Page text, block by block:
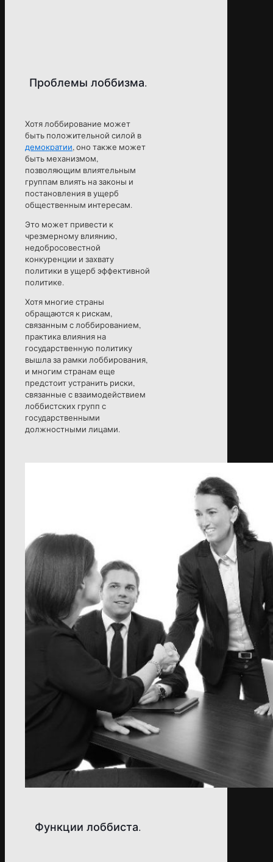
Проблемы лоббизма.
Хотя лоббирование может
быть положительной силой в
демократии, оно также может
быть механизмом,
позволяющим влиятельным
группам влиять на законы и
постановления в ущерб
общественным интересам.
Это может привести к
чрезмерному влиянию,
недобросовестной
конкуренции и захвату
политики в ущерб эффективной
политике.
Хотя многие страны
обращаются к рискам,
связанным с лоббированием,
практика влияния на
государственную политику
вышла за рамки лоббирования,
и многим странам еще
предстоит устранить риски,
связанные с взаимодействием
лоббистских групп с
государственными
должностными лицами.
Функции лоббиста.